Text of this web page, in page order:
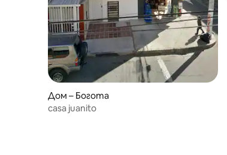
Дом – Богота
casa juanito